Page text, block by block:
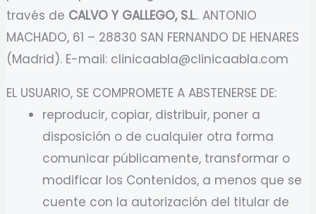
través de CALVO Y GALLEGO, S.L.. ANTONIO
MACHADO, 61 – 28830 SAN FERNANDO DE HENARES
(Madrid). E-mail: clinicaabla@clinicaabla.com
EL USUARIO, SE COMPROMETE A ABSTENERSE DE:
reproducir, copiar, distribuir, poner a
disposición o de cualquier otra forma
comunicar públicamente, transformar o
modificar los Contenidos, a menos que se
cuente con la autorización del titular de